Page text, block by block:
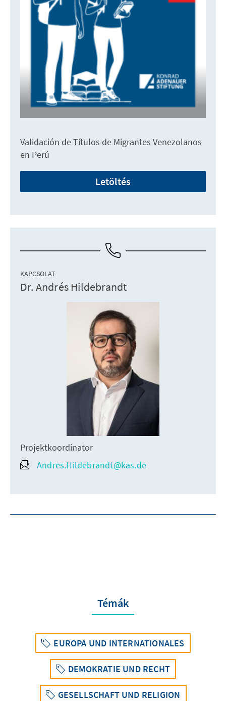
Validación de Títulos de Migrantes Venezolanos
en Perú
Letöltés
KAPCSOLAT
Dr. Andrés Hildebrandt
Projektkoordinator
Andres.Hildebrandt@kas.de
Témák
EUROPA UND INTERNATIONALES
DEMOKRATIE UND RECHT
GESELLSCHAFT UND RELIGION